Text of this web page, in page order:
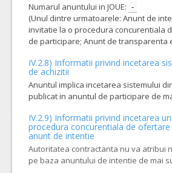
Numarul anuntului in JOUE: -
(Unul dintre urmatoarele: Anunt de
invitatie la o procedura concurentiala
de participare; Anunt de transparenta
IV.2.8) Informatii privind incetarea
de achizitii
Anuntul implica incetarea sistemului
publicat in anuntul de participare de
IV.2.9) Informatii privind incetarea
procedura concurentiala de
anunt de intentie
Autoritatea contractanta nu va atribui
pe baza anuntului de intentie de mai